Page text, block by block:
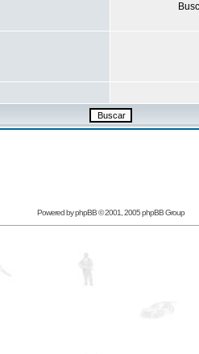
Powered byphpBB© 2001, 2005 phpBB Group